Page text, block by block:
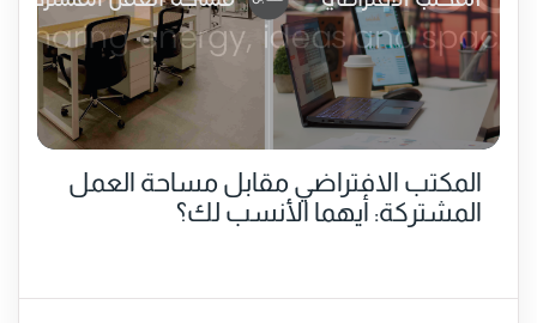
المكتب الافتراضي مقابل مساحة العمل
المشتركة: أيهما الأنسب لك؟